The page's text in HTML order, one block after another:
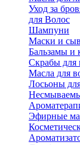
Уход за
для Волос
Шампуни
Маски и
Бальзамы и
Скрабы для
Масла для
Лосьоны
Эфирные